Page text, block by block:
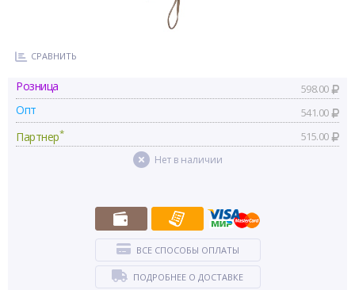
СРАВНИТЬ
Розница 598.00
Опт 541.00
Партнер* 515.00
Нет в наличии
ВСЕ СПОСОБЫ ОПЛАТЫ
ПОДРОБНЕЕ О ДОСТАВКЕ